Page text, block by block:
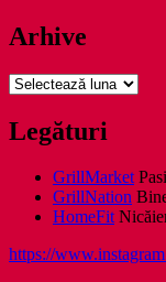
Arhive
Arhive
Legături
GrillMarket
GrillNation
HomeFit
https://